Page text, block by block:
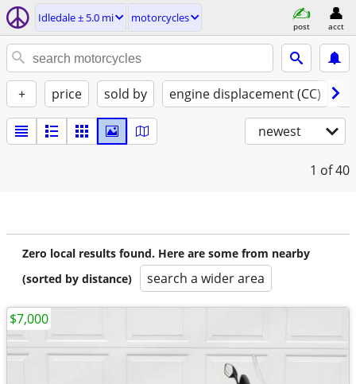
Idledale ± 5.0 mi motorcycles
post acct
+ price sold by engine displacement (CC)
newest
1 of 40
Zero local results found. Here are some from nearby
(sorted by distance)
search a wider area
$7,000